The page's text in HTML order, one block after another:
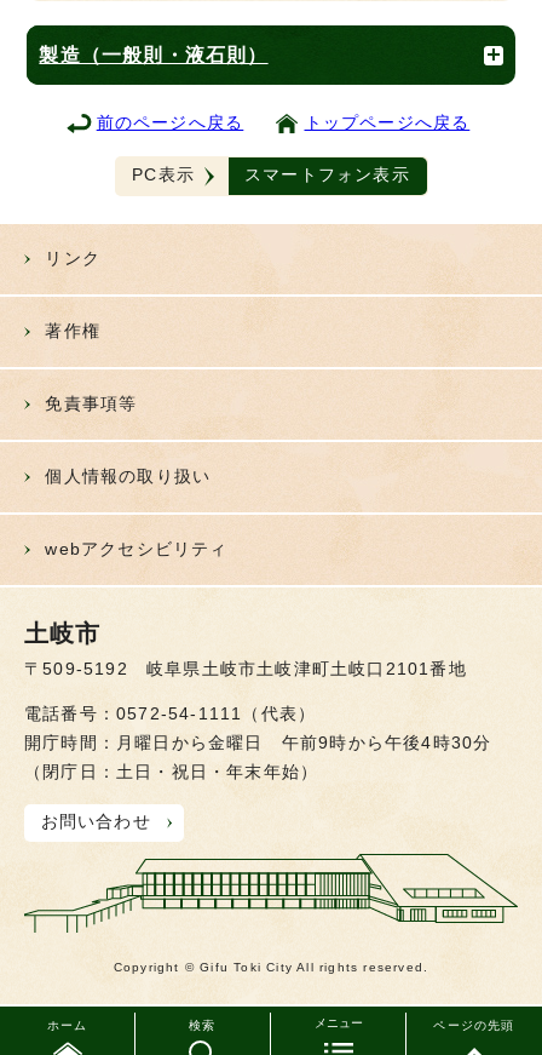
製造（一般則・液石則）
前のページへ戻る トップページへ戻る
PC表示 スマートフォン表示
ホーム 検索 メニュー ページの先頭
リンク
著作権
免責事項等
個人情報の取り扱い
webアクセシビリティ
土岐市
〒509-5192 岐阜県土岐市土岐津町土岐口2101番地
電話番号：0572-54-1111（代表）
開庁時間：月曜日から金曜日 午前9時から午後4時30分
（閉庁日：土日・祝日・年末年始）
お問い合わせ
Copyright © Gifu Toki City All rights reserved.